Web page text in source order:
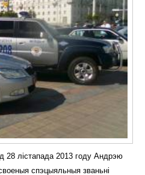
28 лістапада 2013 году Андрэю
спэцыяльныя званьні